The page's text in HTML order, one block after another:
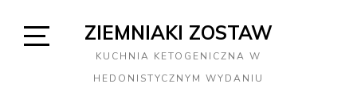
ZIEMNIAKI ZOSTAW
KUCHNIA KETOGENICZNA W
HEDONISTYCZNYM WYDANIU